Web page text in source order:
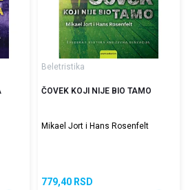
Beletristika
ČOVEK KOJI NIJE BIO TAMO
Mikael Jort i Hans Rosenfelt
779,40 RSD